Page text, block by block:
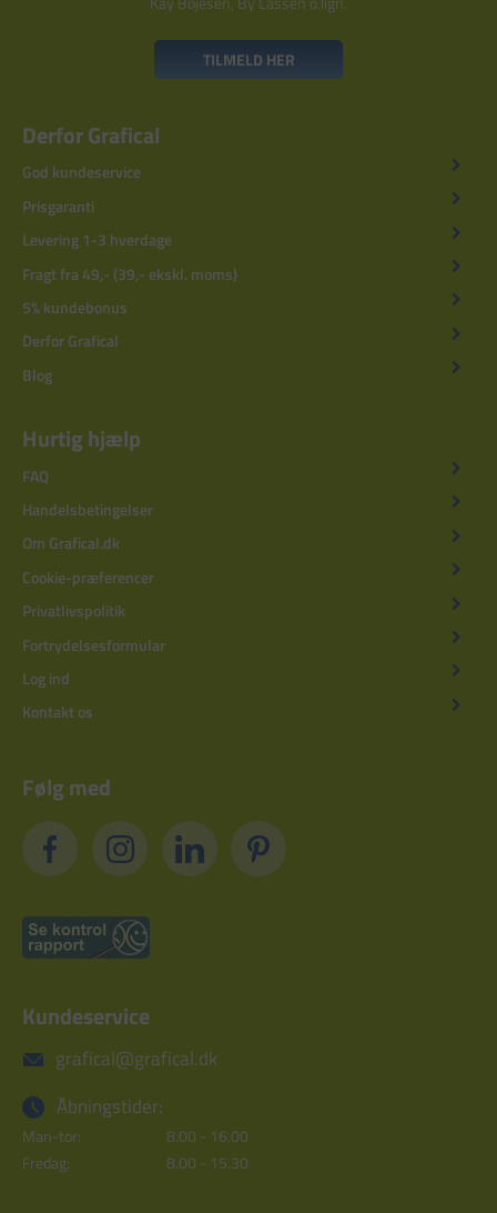
TILMELD HER
Derfor Grafical
God kundeservice
Prisgaranti
Levering 1-3 hverdage
Fragt fra 49,- (39,- ekskl. moms)
5% kundebonus
Derfor Grafical
Blog
Hurtig hjælp
FAQ
Handelsbetingelser
Om Grafical.dk
Cookie-præferencer
Privatlivspolitik
Fortrydelsesformular
Log ind
Kontakt os
Følg med
Kundeservice
grafical@grafical.dk
Åbningstider:
Man-tor:
8.00 - 16.00
Fredag:
8.00 - 15.30